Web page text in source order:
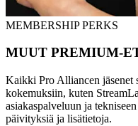
MEMBERSHIP PERKS
MUUT PREMIUM-
Kaikki Pro Alliancen jäsenet
kokemuksiin, kuten
asiakaspalveluun ja
päivityksiä ja lisätietoja.